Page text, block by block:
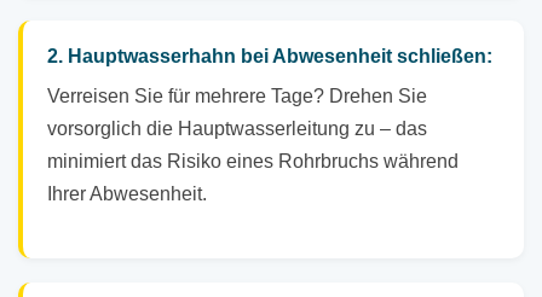
2. Hauptwasserhahn bei Abwesenheit schließen:
Verreisen Sie für mehrere Tage? Drehen Sie
vorsorglich die Hauptwasserleitung zu – das
minimiert das Risiko eines Rohrbruchs während
Ihrer Abwesenheit.